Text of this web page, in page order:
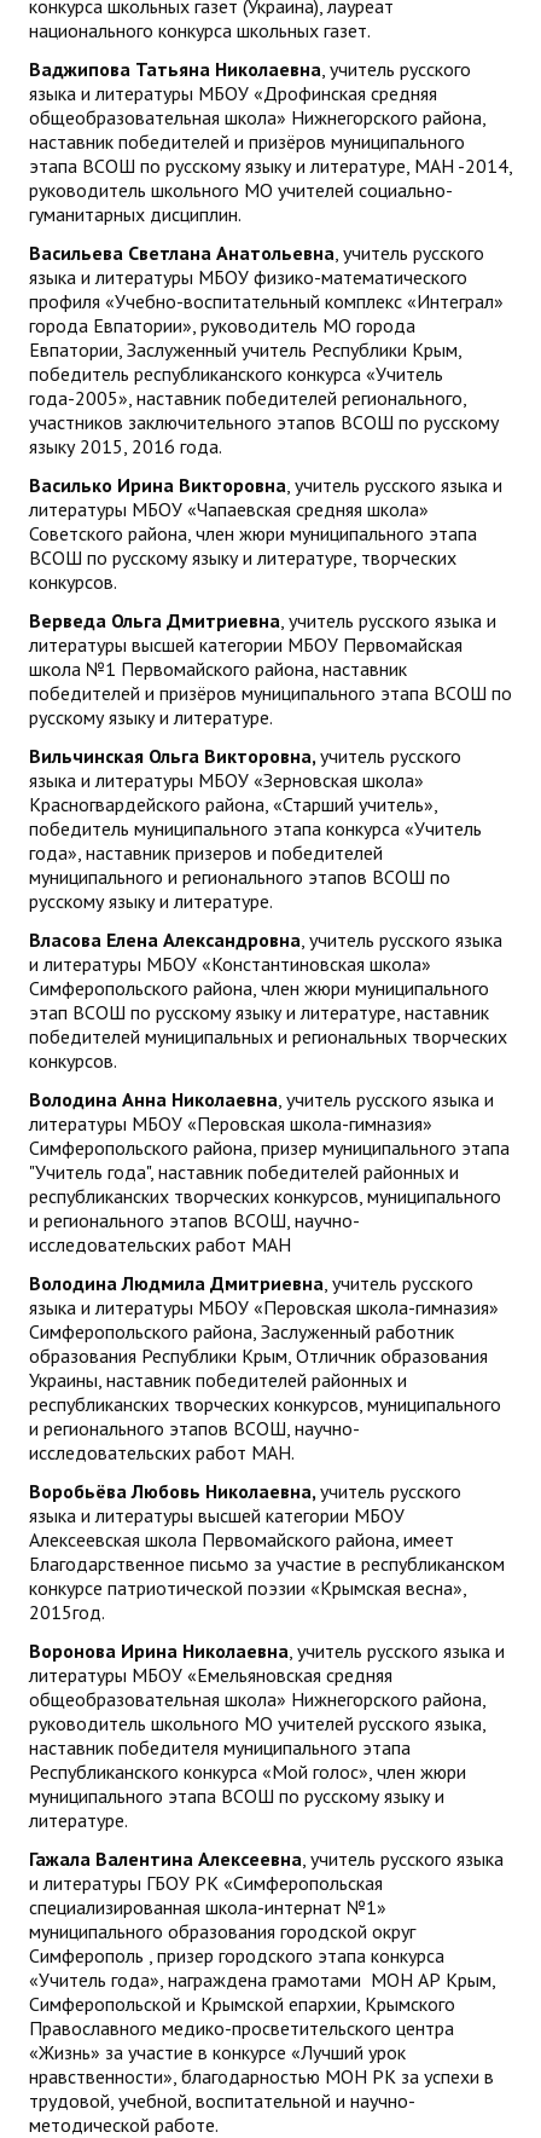
конкурса школьных газет (Украина), лауреат
национального конкурса школьных газет.
Ваджипова Татьяна Николаевна, учитель русского
языка и литературы МБОУ «Дрофинская средняя
общеобразовательная школа» Нижнегорского района,
наставник победителей и призёров муниципального
этапа ВСОШ по русскому языку и литературе, МАН -2014,
руководитель школьного МО учителей социально-
гуманитарных дисциплин.
Васильева Светлана Анатольевна, учитель русского
языка и литературы МБОУ физико-математического
профиля «Учебно-воспитательный комплекс «Интеграл»
города Евпатории», руководитель МО города
Евпатории, Заслуженный учитель Республики Крым,
победитель республиканского конкурса «Учитель
года-2005», наставник победителей регионального,
участников заключительного этапов ВСОШ по русскому
языку 2015, 2016 года.
Василько Ирина Викторовна, учитель русского языка и
литературы МБОУ «Чапаевская средняя школа»
Советского района, член жюри муниципального этапа
ВСОШ по русскому языку и литературе, творческих
конкурсов.
Верведа Ольга Дмитриевна, учитель русского языка и
литературы высшей категории МБОУ Первомайская
школа №1 Первомайского района, наставник
победителей и призёров муниципального этапа ВСОШ по
русскому языку и литературе.
Вильчинская Ольга Викторовна,учитель русского
языка и литературы МБОУ «Зерновская школа»
Красногвардейского района, «Старший учитель»,
победитель муниципального этапа конкурса «Учитель
года», наставник призеров и победителей
муниципального и регионального этапов ВСОШ по
русскому языку и литературе.
Власова Елена Александровна, учитель русского языка
и литературы МБОУ «Константиновская школа»
Симферопольского района, член жюри муниципального
этап ВСОШ по русскому языку и литературе, наставник
победителей муниципальных и региональных творческих
конкурсов.
Володина Анна Николаевна, учитель русского языка и
литературы МБОУ «Перовская школа-гимназия»
Симферопольского района, призер муниципального этапа
"Учитель года", наставник победителей районных и
республиканских творческих конкурсов, муниципального
и регионального этапов ВСОШ, научно-
исследовательских работ МАН
Володина Людмила Дмитриевна, учитель русского
языка и литературы МБОУ «Перовская школа-гимназия»
Симферопольского района, Заслуженный работник
образования Республики Крым, Отличник образования
Украины, наставник победителей районных и
республиканских творческих конкурсов, муниципального
и регионального этапов ВСОШ, научно-
исследовательских работ МАН.
Воробьёва Любовь Николаевна,учитель русского
языка и литературы высшей категории МБОУ
Алексеевская школа Первомайского района, имеет
Благодарственное письмо за участие в республиканском
конкурсе патриотической поэзии «Крымская весна»,
2015год.
Воронова Ирина Николаевна, учитель русского языка и
литературы МБОУ «Емельяновская средняя
общеобразовательная школа» Нижнегорского района,
руководитель школьного МО учителей русского языка,
наставник победителя муниципального этапа
Республиканского конкурса «Мой голос», член жюри
муниципального этапа ВСОШ по русскому языку и
литературе.
Гажала Валентина Алексеевна, учитель русского языка
и литературы ГБОУ РК «Симферопольская
специализированная школа-интернат №1»
муниципального образования городской округ
Симферополь , призер городского этапа конкурса
«Учитель года», награждена грамотами МОН АР Крым,
Симферопольской и Крымской епархии, Крымского
Православного медико-просветительского центра
«Жизнь» за участие в конкурсе «Лучший урок
нравственности», благодарностью МОН РК за успехи в
трудовой, учебной, воспитательной и научно-
методической работе.